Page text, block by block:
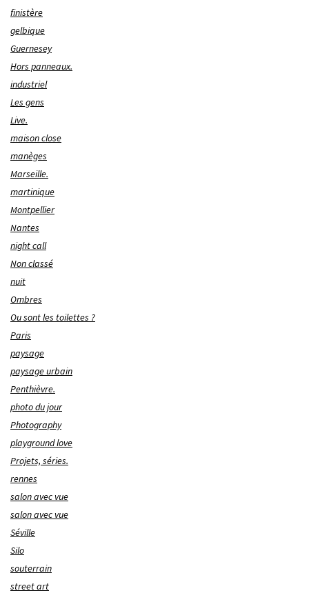
finistère
gelbique
Guernesey
Hors panneaux.
industriel
Les gens
Live.
maison close
manèges
Marseille.
martinique
Montpellier
Nantes
night call
Non classé
nuit
Ombres
Ou sont les toilettes ?
Paris
paysage
paysage urbain
Penthièvre.
photo du jour
Photography
playground love
Projets, séries.
rennes
salon avec vue
salon avec vue
Séville
Silo
souterrain
street art